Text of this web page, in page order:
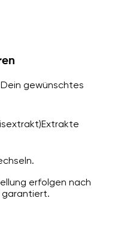
gewünschtes
Extrakte
erfolgen nach
garantiert.